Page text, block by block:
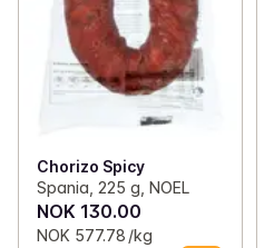
Chorizo Spicy
Spania, 225 g, NOEL
NOK 130.00
NOK 577.78 /kg